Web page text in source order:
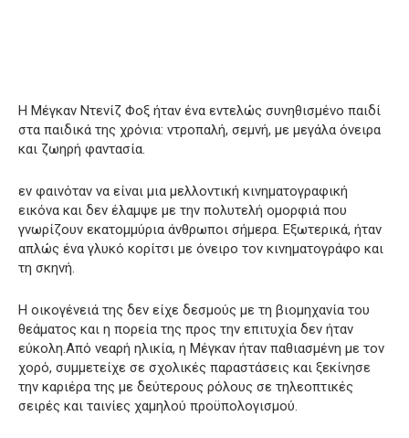
Η Μέγκαν Ντενίζ Φοξ ήταν ένα εντελώς συνηθισμένο παιδί
στα παιδικά της χρόνια: ντροπαλή, σεμνή, με μεγάλα όνειρα
και ζωηρή φαντασία.
εν φαινόταν να είναι μια μελλοντική κινηματογραφική
εικόνα και δεν έλαμψε με την πολυτελή ομορφιά που
γνωρίζουν εκατομμύρια άνθρωποι σήμερα. Εξωτερικά, ήταν
απλώς ένα γλυκό κορίτσι με όνειρο τον κινηματογράφο και
τη σκηνή.
Η οικογένειά της δεν είχε δεσμούς με τη βιομηχανία του
θεάματος και η πορεία της προς την επιτυχία δεν ήταν
εύκολη.Από νεαρή ηλικία, η Μέγκαν ήταν παθιασμένη με τον
χορό, συμμετείχε σε σχολικές παραστάσεις και ξεκίνησε
την καριέρα της με δεύτερους ρόλους σε τηλεοπτικές
σειρές και ταινίες χαμηλού προϋπολογισμού.